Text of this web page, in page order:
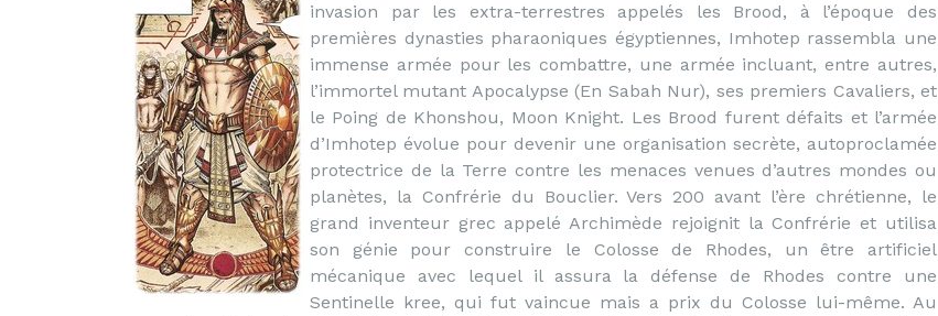
invasion par les extra-terrestres appelés les Brood, à l’époque des
premières dynasties pharaoniques égyptiennes, Imhotep rassembla une
immense armée pour les combattre, une armée incluant, entre autres,
l’immortel mutant Apocalypse (En Sabah Nur), ses premiers Cavaliers, et
le Poing de Khonshou, Moon Knight. Les Brood furent défaits et l’armée
d’Imhotep évolue pour devenir une organisation secrète, autoproclamée
protectrice de la Terre contre les menaces venues d’autres mondes ou
planètes, la Confrérie du Bouclier. Vers 200 avant l’ère chrétienne, le
grand inventeur grec appelé Archimède rejoignit la Confrérie et utilisa
son génie pour construire le Colosse de Rhodes, un être artificiel
mécanique avec lequel il assura la défense de Rhodes contre une
Sentinelle kree, qui fut vaincue mais a prix du Colosse lui-même. Au